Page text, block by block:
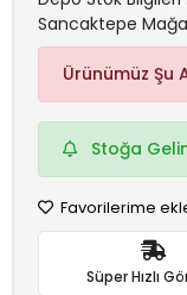
Sancaktepe
Ürünümüz Şu
Stoğa
Favorilerime
Süper Hızlı